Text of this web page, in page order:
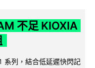
不足 KIOXIA
系列，結合低延遲快閃記